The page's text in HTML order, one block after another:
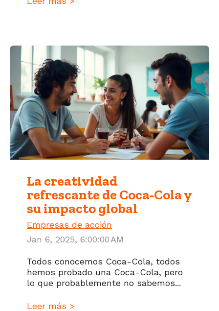
La creatividad
refrescante de Coca-Cola y
su impacto global
Empresas de acción
Jan 6, 2025, 6:00:00 AM
Todos conocemos Coca-Cola, todos
hemos probado una Coca-Cola, pero
lo que probablemente no sabemos...
Leer más >